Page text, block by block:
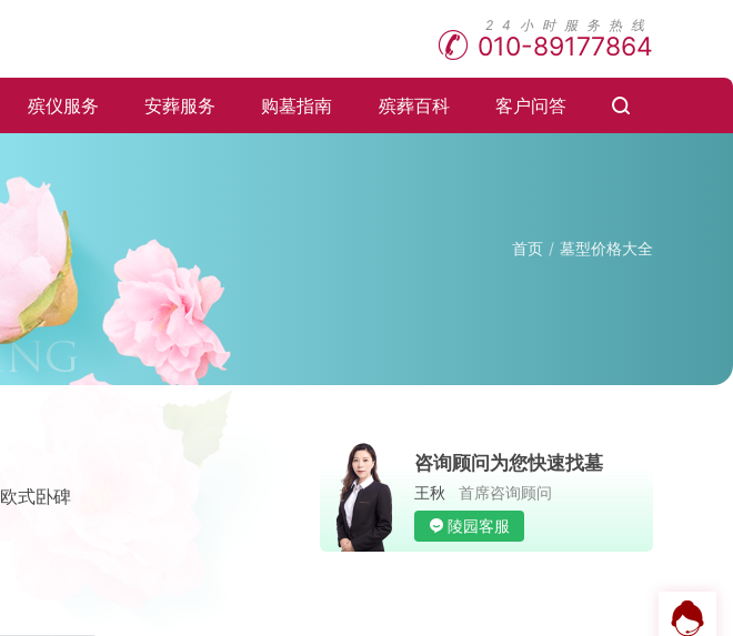
010-89177864
殡仪服务 安葬服务 购墓指南 殡葬百科 客户问答
首页 墓型价格大全
欧式卧碑
咨询顾问为您快速找墓
王秋
首席咨询顾问
陵园客服